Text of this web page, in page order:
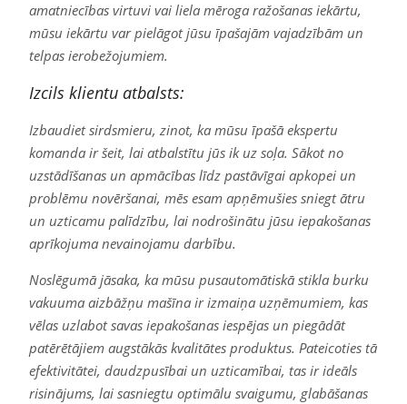
amatniecības virtuvi vai liela mēroga ražošanas iekārtu,
mūsu iekārtu var pielāgot jūsu īpašajām vajadzībām un
telpas ierobežojumiem.
Izcils klientu atbalsts:
Izbaudiet sirdsmieru, zinot, ka mūsu īpašā ekspertu
komanda ir šeit, lai atbalstītu jūs ik uz soļa. Sākot no
uzstādīšanas un apmācības līdz pastāvīgai apkopei un
problēmu novēršanai, mēs esam apņēmušies sniegt ātru
un uzticamu palīdzību, lai nodrošinātu jūsu iepakošanas
aprīkojuma nevainojamu darbību.
Noslēgumā jāsaka, ka mūsu pusautomātiskā stikla burku
vakuuma aizbāžņu mašīna ir izmaiņa uzņēmumiem, kas
vēlas uzlabot savas iepakošanas iespējas un piegādāt
patērētājiem augstākās kvalitātes produktus. Pateicoties tā
efektivitātei, daudzpusībai un uzticamībai, tas ir ideāls
risinājums, lai sasniegtu optimālu svaigumu, glabāšanas